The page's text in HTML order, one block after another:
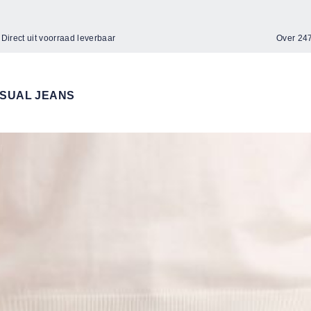
Direct uit voorraad leverbaar Over
JEANS